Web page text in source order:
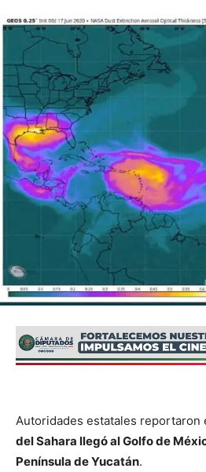
Autoridades estatales reportaron
del Sahara llegó al Golfo de
Península de Yucatán.